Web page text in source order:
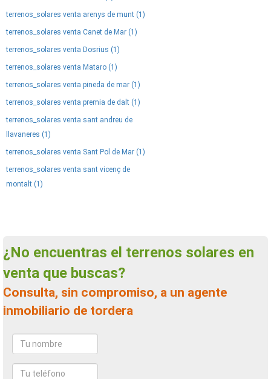
terrenos_solares venta arenys de munt (1)
terrenos_solares venta Canet de Mar (1)
terrenos_solares venta Dosrius (1)
terrenos_solares venta Mataro (1)
terrenos_solares venta pineda de mar (1)
terrenos_solares venta premia de dalt (1)
terrenos_solares venta sant andreu de
llavaneres (1)
terrenos_solares venta Sant Pol de Mar (1)
terrenos_solares venta sant vicenç de
montalt (1)
¿No encuentras el terrenos solares en
venta que buscas?
Consulta, sin compromiso, a un agente
inmobiliario de tordera